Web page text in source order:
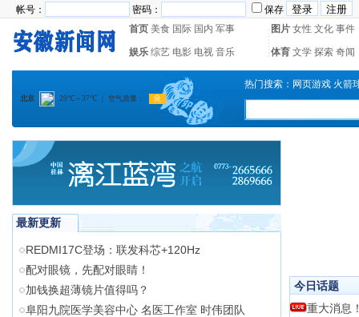
帐号： 密码：
保存
首页 美食 国际 国内 军事 图片 女性 文化 事件
娱乐 综艺 电影 电视 音乐 体育 文学 探索 奇闻
热门搜索： 网页游戏 火箭
最新更新
REDMI17C登场：联发科芯+120Hz
配对眼镜，先配对眼睛！
加钱换超薄镜片值得吗？
阜阳九院医学美容中心 名医工作室 时伟团队
今日话题
重大消息